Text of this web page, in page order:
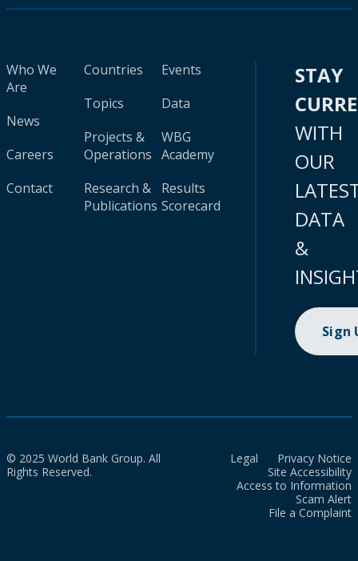
Who We
Are
News
Careers
Contact
Countries
Topics
Projects &
Operations
Research &
Publications
Events
Data
WBG
Academy
Results
Scorecard
STAY
WITH
OUR
DATA
&
Sign
© 2025 World Bank Group. All
Rights Reserved.
Legal
Privacy Notice
Site Accessibility
Access to Information
Scam Alert
File a Complaint